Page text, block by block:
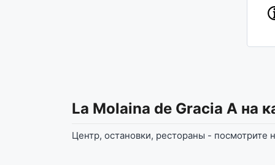
La Molaina de Gracia A на
Центр, остановки, рестораны - посмотрите